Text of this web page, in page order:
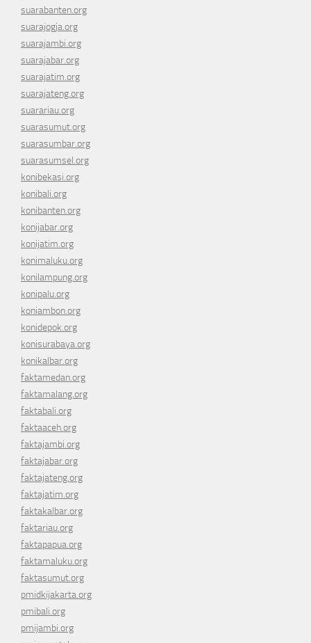
suarabanten.org
suarajogja.org
suarajambi.org
suarajabar.org
suarajatim.org
suarajateng.org
suarariau.org
suarasumut.org
suarasumbar.org
suarasumsel.org
konibekasi.org
konibali.org
konibanten.org
konijabar.org
konijatim.org
konimaluku.org
konilampung.org
konipalu.org
koniambon.org
konidepok.org
konisurabaya.org
konikalbar.org
faktamedan.org
faktamalang.org
faktabali.org
faktaaceh.org
faktajambi.org
faktajabar.org
faktajateng.org
faktajatim.org
faktakalbar.org
faktariau.org
faktapapua.org
faktamaluku.org
faktasumut.org
pmidkijakarta.org
pmibali.org
pmijambi.org